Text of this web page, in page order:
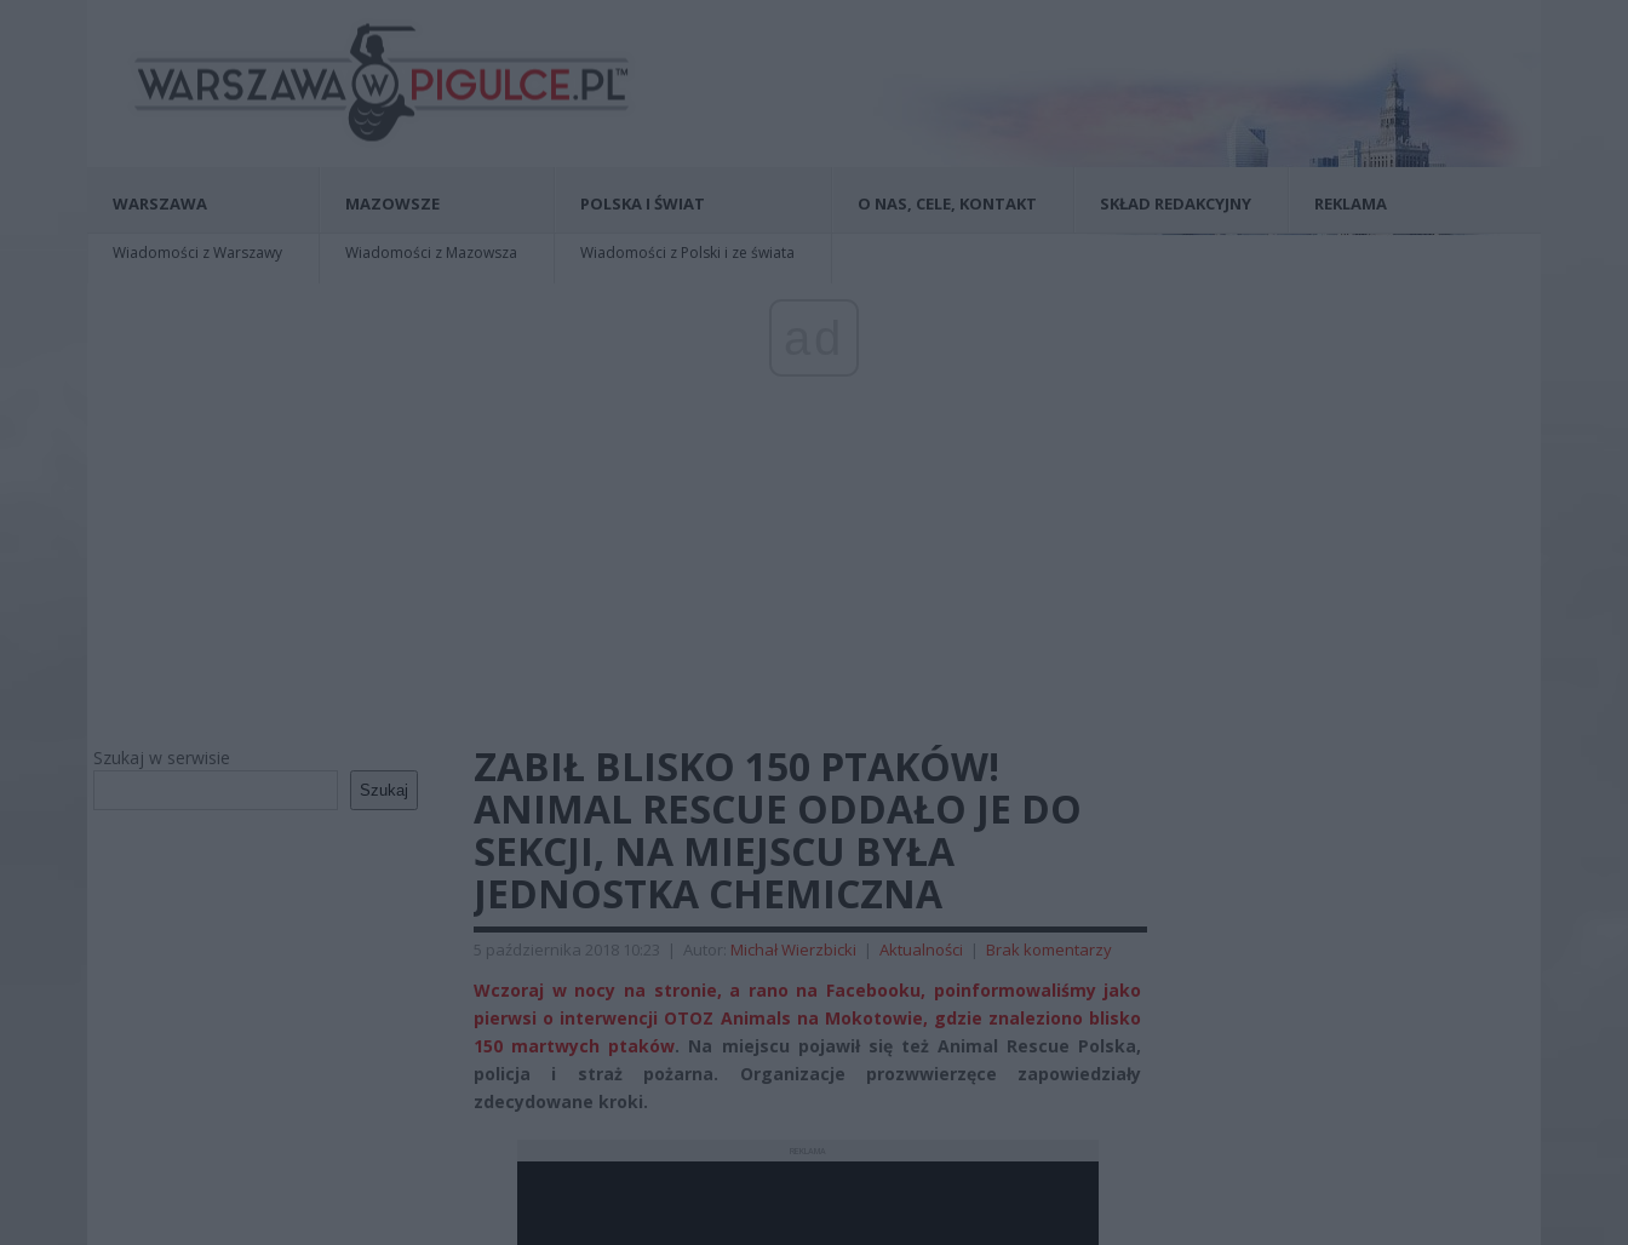
WARSZAWA
Wiadomości z Warszawy
MAZOWSZE
Wiadomości z Mazowsza
POLSKA I ŚWIAT
Wiadomości z Polski i ze świata
O NAS, CELE, KONTAKT SKŁAD REDAKCYJNY REKLAMA
Szukaj w serwisie
Szukaj
ZABIŁ BLISKO 150 PTAKÓW!
ANIMAL RESCUE ODDAŁO JE DO
SEKCJI, NA MIEJSCU BYŁA
JEDNOSTKA CHEMICZNA
5 października 2018 10:23 | Autor: Michał Wierzbicki | Aktualności | Brak komentarzy
Wczoraj w nocy na stronie, a rano na Facebooku, poinformowaliśmy jako
pierwsi o interwencji OTOZ Animals na Mokotowie, gdzie znaleziono blisko
150 martwych ptaków. Na miejscu pojawił się też Animal Rescue Polska,
policja i straż pożarna. Organizacje prozwwierzęce zapowiedziały
zdecydowane kroki.